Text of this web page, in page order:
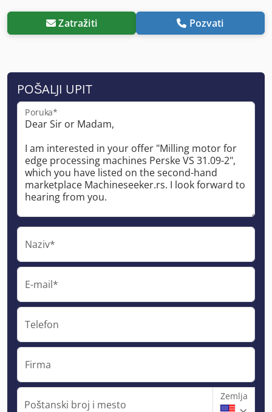
Zatražiti Pozvati
POŠALJI UPIT
Poruka*
Naziv*
E-mail*
Telefon
Firma
Poštanski broj i mesto
Zemlja